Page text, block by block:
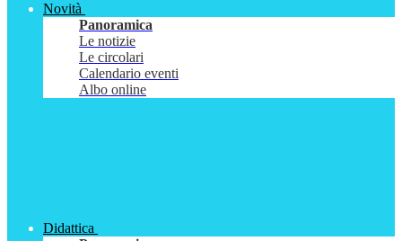
Novità
Panoramica
Le notizie
Le circolari
Calendario eventi
Albo online
Didattica